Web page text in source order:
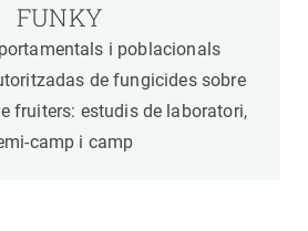
FUNKY
i poblacionals
de fungicides sobre
fruiters: estudis de laboratori,
camp i camp